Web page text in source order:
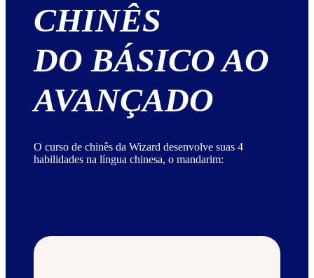
CHINÊS
DO BÁSICO AO
AVANÇADO
O curso de chinês da Wizard desenvolve suas 4
habilidades na língua chinesa, o mandarim: